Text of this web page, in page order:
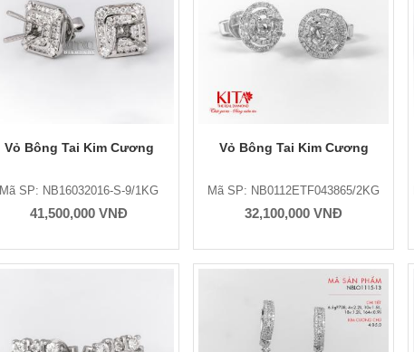
Vỏ Bông Tai Kim Cương
Mã SP: NB16032016-S-9/1KG
41,500,000 VNĐ
Vỏ Bông Tai Kim Cương
Mã SP: NB0112ETF043865/2KG
32,100,000 VNĐ